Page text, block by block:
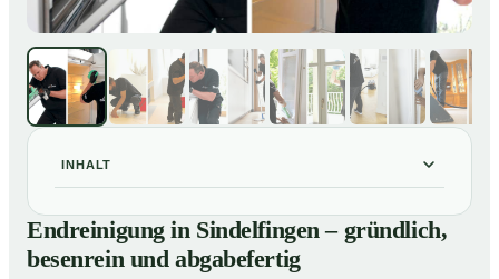
INHALT
01 Endreinigung in Sindelfingen – gründlich, besenrein
und abgabefertig
Endreinigung in Sindelfingen – gründlich,
besenrein und abgabefertig